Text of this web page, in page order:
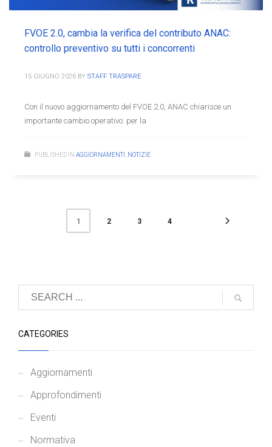
FVOE 2.0, cambia la verifica del contributo ANAC:
controllo preventivo su tutti i concorrenti
15 GIUGNO 2026 BY STAFF TRASPARE
Con il nuovo aggiornamento del FVOE 2.0, ANAC chiarisce un
importante cambio operativo: per la
PUBLISHED IN AGGIORNAMENTI NOTIZIE
1 2 3 4
CATEGORIES
Aggiornamenti
Approfondimenti
Eventi
Normativa